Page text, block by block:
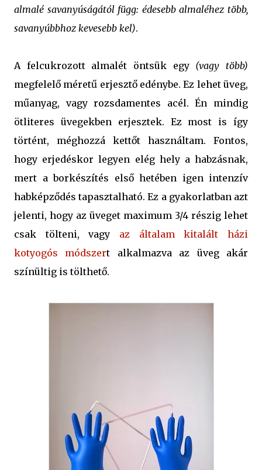
almalé savanyúságától függ: édesebb almaléhez több,
savanyúbbhoz kevesebb kel).
A felcukrozott almalét öntsük egy (vagy több)
megfelelő méretű erjesztő edénybe. Ez lehet üveg,
műanyag, vagy rozsdamentes acél. Én mindig
ötliteres üvegekben erjesztek. Ez most is így
történt, méghozzá kettőt használtam. Fontos,
hogy erjedéskor legyen elég hely a habzásnak,
mert a borkészítés első hetében igen intenzív
habképződés tapasztalható. Ez a gyakorlatban azt
jelenti, hogy az üveget maximum 3/4 részig lehet
csak tölteni, vagy az általam kitalált házi
kotyogós módszert alkalmazva az üveg akár
színültig is tölthető.